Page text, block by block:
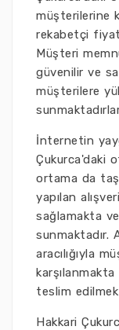
müşterilerine
rekabetçi
Müşteri
güvenilir ve
müşterilere
İnternetin
Çukurca'daki
ortama da
yapılan
sağlamakta
sunmaktadır.
aracılığıyla
teslim
Hakkari